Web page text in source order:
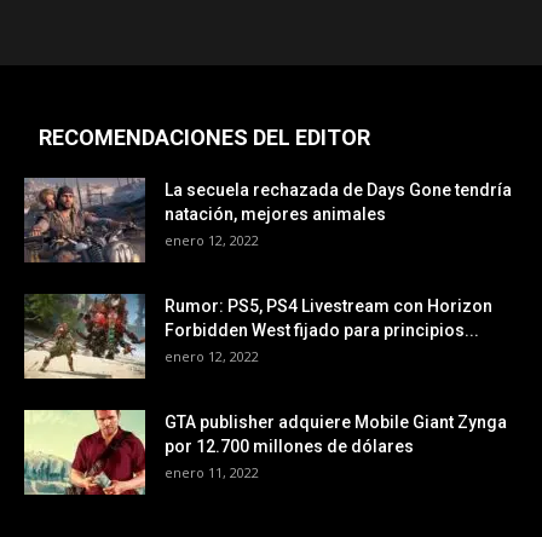
RECOMENDACIONES DEL EDITOR
La secuela rechazada de Days Gone tendría
natación, mejores animales
enero 12, 2022
Rumor: PS5, PS4 Livestream con Horizon
Forbidden West fijado para principios...
enero 12, 2022
GTA publisher adquiere Mobile Giant Zynga
por 12.700 millones de dólares
enero 11, 2022